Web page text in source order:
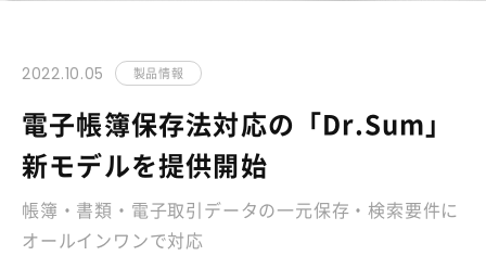
2022.10.05 製品情報
電子帳簿保存法対応の「Dr.Sum」
新モデルを提供開始
帳簿・書類・電子取引データの一元保存・検索要件に
オールインワンで対応